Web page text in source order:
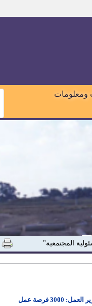
ومعلومات
المجتمعية"
وزير العمل: 3000 فرصة عمل